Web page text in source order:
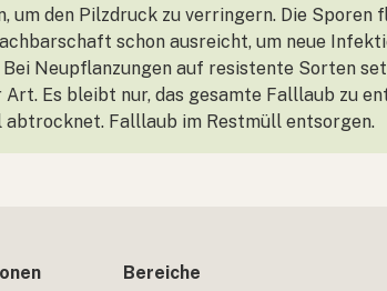
um den Pilzdruck zu verringern. Die
schon ausreicht, um neue
Bei Neupflanzungen auf resistente Sorten
Es bleibt nur, das gesamte Falllaub zu
abtrocknet. Falllaub im Restmüll entsorgen.
Bereiche